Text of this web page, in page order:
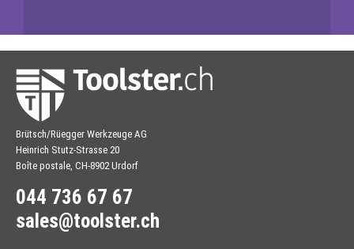
Brütsch/Rüegger Werkzeuge AG
Heinrich Stutz-Strasse 20
Boîte postale, CH-8902 Urdorf
044 736 67 67
sales@toolster.ch